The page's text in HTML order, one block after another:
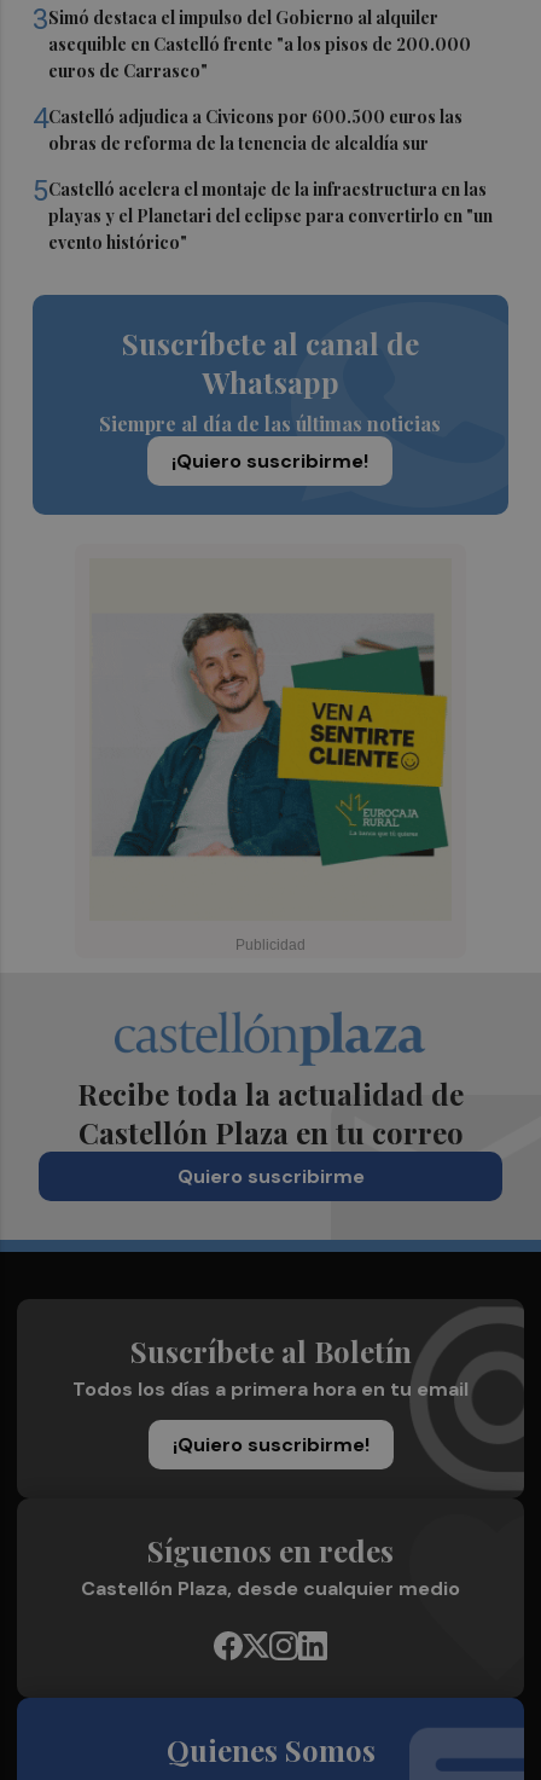
3Simó destaca el impulso del Gobierno al alquiler
asequible en Castelló frente "a los pisos de 200.000
euros de Carrasco"
4Castelló adjudica a Civicons por 600.500 euros las
obras de reforma de la tenencia de alcaldía sur
5Castelló acelera el montaje de la infraestructura en las
playas y el Planetari del eclipse para convertirlo en "un
evento histórico"
Suscríbete al canal de
Whatsapp
Siempre al día de las últimas noticias
¡Quiero suscribirme!
Recibe toda la actualidad de
Castellón Plaza en tu correo
Quiero suscribirme
Suscríbete al Boletín
Todos los días a primera hora en tu email
¡Quiero suscribirme!
Síguenos en redes
Castellón Plaza, desde cualquier medio
Quienes Somos